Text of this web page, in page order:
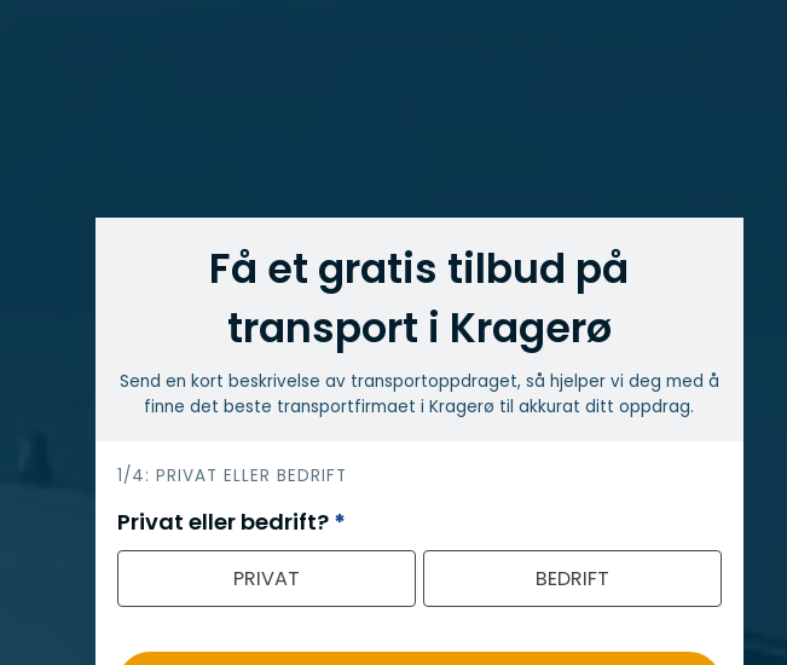
Få et gratis tilbud på
transport i Kragerø
Send en kort beskrivelse av transport­oppdraget, så hjelper vi deg med å
finne det beste transport­firmaet i Kragerø til akkurat ditt oppdrag.
h
e
r
1/4: PRIVAT ELLER BEDRIFT
Privat eller bedrift? *
PRIVAT BEDRIFT